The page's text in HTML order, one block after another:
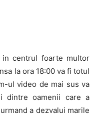
centrul foarte multor
la ora 18:00 va fi totul
ul video de mai sus va
dintre oamenii care a
a dezvalui marile